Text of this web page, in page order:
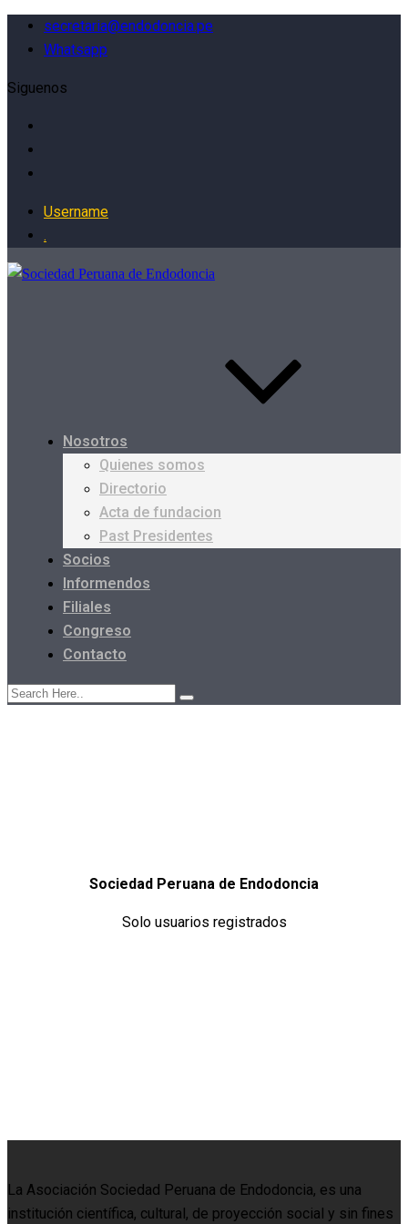
secretaria@endodoncia.pe
Whatsapp
Siguenos
Username
.
Nosotros
Quienes somos
Directorio
Acta de fundacion
Past Presidentes
Socios
Informendos
Filiales
Congreso
Contacto
Sociedad Peruana de Endodoncia
Solo usuarios registrados
La Asociación Sociedad Peruana de Endodoncia, es una
institución científica, cultural, de proyección social y sin fines